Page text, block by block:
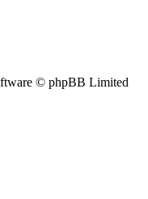
© phpBB Limited